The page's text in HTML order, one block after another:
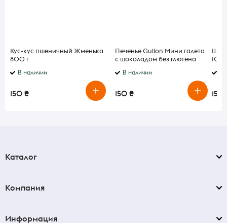
Кус-кус пшеничный Жменька
800 г
В наличии
150 ₴
Печенье Gullon Мини галета
с шоколадом без глютена
В наличии
150 ₴
100г
150
Каталог
Компания
Информация